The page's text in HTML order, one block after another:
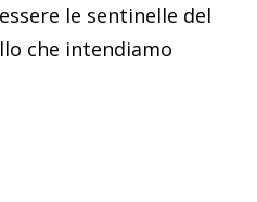
le sentinelle del
che intendiamo